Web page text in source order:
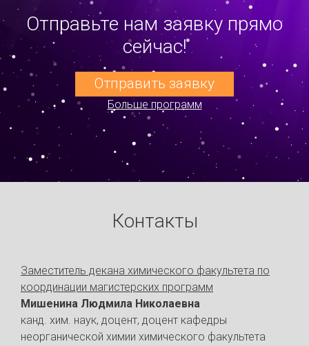
Отправьте нам заявку прямо
сейчас!
Отправить заявку
Больше программ
Контакты
Заместитель декана химического факультета по
координации магистерских программ
Мишенина Людмила Николаевна
канд. хим. наук, доцент, доцент кафедры
неорганической химии химического факультета